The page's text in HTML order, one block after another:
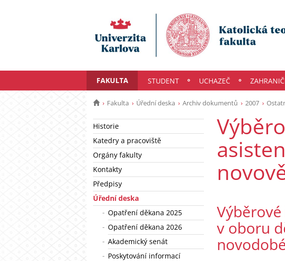
FAKULTA STUDENT UCHAZEČ
Fakulta Úřední deska Archiv dokumentů 2007
Historie
Katedry a pracoviště
Orgány fakulty
Kontakty
Předpisy
Úřední deska
Opatření děkana 2025
Opatření děkana 2026
Akademický senát
Poskytování informací
v oboru